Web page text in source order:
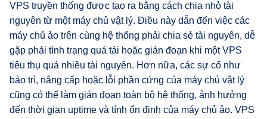
VPS truyền thống được tạo ra bằng cách chia nhỏ tài
nguyên từ một máy chủ vật lý. Điều này dẫn đến việc các
máy chủ ảo trên cùng hệ thống phải chia sẻ tài nguyên, dễ
gặp phải tình trạng quá tải hoặc gián đoạn khi một VPS
tiêu thụ quá nhiều tài nguyên. Hơn nữa, các sự cố như
bảo trì, nâng cấp hoặc lỗi phần cứng của máy chủ vật lý
cũng có thể làm gián đoạn toàn bộ hệ thống, ảnh hưởng
đến thời gian uptime và tính ổn định của máy chủ ảo. VPS